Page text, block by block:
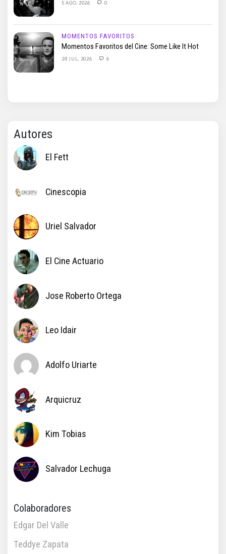
5 AGO, 2026 0
MOMENTOS FAVORITOS
Momentos Favoritos del Cine: Some Like It Hot
28 JUL, 2026 6
Autores
El Fett
Cinescopia
Uriel Salvador
El Cine Actuario
Jose Roberto Ortega
Leo Idair
Adolfo Uriarte
Arquicruz
Kim Tobias
Salvador Lechuga
Colaboradores
Edgar Del Valle
Teddye Zapata